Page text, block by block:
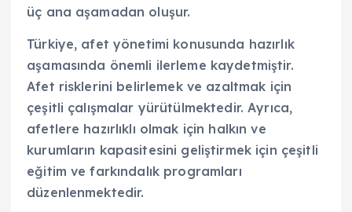
üç ana aşamadan oluşur.
Türkiye, afet yönetimi konusunda hazırlık
aşamasında önemli ilerleme kaydetmiştir.
Afet risklerini belirlemek ve azaltmak için
çeşitli çalışmalar yürütülmektedir. Ayrıca,
afetlere hazırlıklı olmak için halkın ve
kurumların kapasitesini geliştirmek için çeşitli
eğitim ve farkındalık programları
düzenlenmektedir.